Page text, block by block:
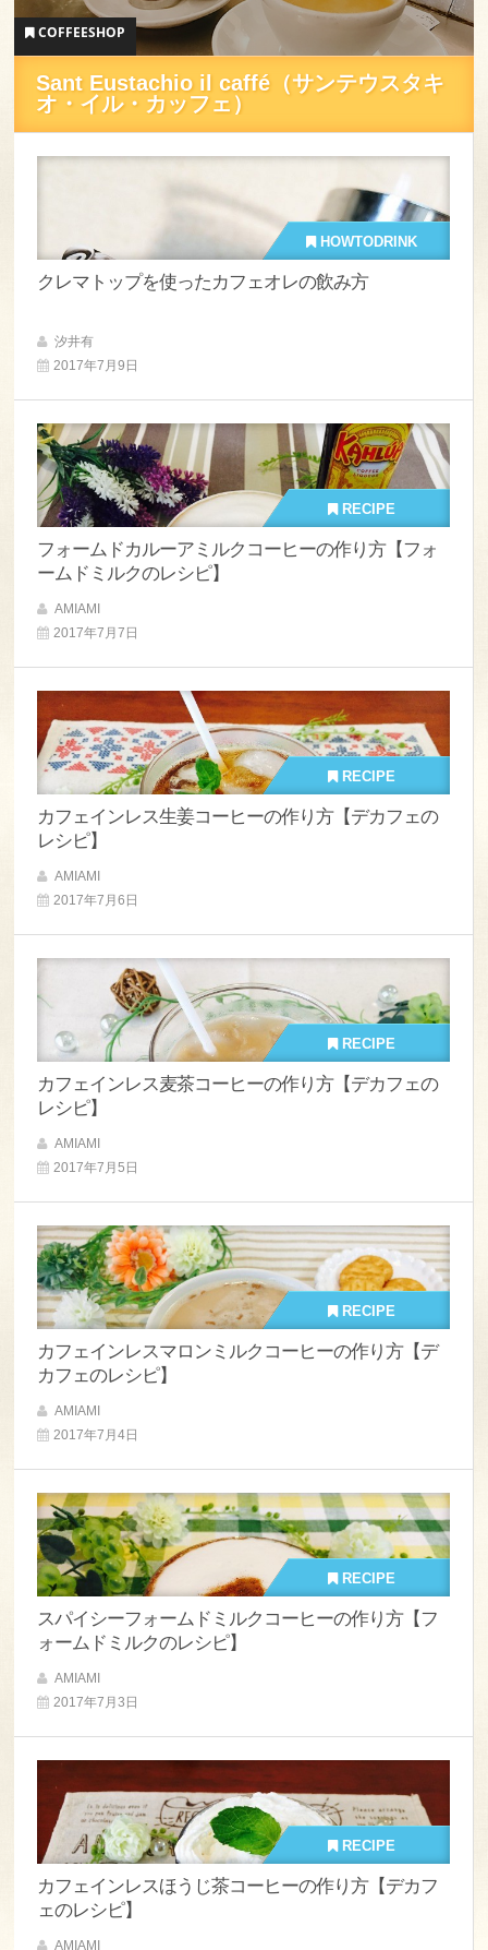
Sant Eustachio il caffé（サンテウスタキ
オ・イル・カッフェ）
COFFEESHOP
HOWTODRINK
クレマトップを使ったカフェオレの飲み方
汐井有
2017年7月9日
RECIPE
フォームドカルーアミルクコーヒーの作り方【フォ
ームドミルクのレシピ】
AMIAMI
2017年7月7日
RECIPE
カフェインレス生姜コーヒーの作り方【デカフェの
レシピ】
AMIAMI
2017年7月6日
RECIPE
カフェインレス麦茶コーヒーの作り方【デカフェの
レシピ】
AMIAMI
2017年7月5日
RECIPE
カフェインレスマロンミルクコーヒーの作り方【デ
カフェのレシピ】
AMIAMI
2017年7月4日
RECIPE
スパイシーフォームドミルクコーヒーの作り方【フ
ォームドミルクのレシピ】
AMIAMI
2017年7月3日
RECIPE
カフェインレスほうじ茶コーヒーの作り方【デカフ
ェのレシピ】
AMIAMI